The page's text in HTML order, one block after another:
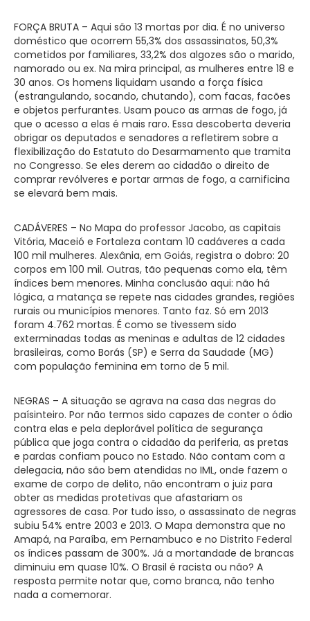
FORÇA BRUTA – Aqui são 13 mortas por dia. É no universo
doméstico que ocorrem 55,3% dos assassinatos, 50,3%
cometidos por familiares, 33,2% dos algozes são o marido,
namorado ou ex. Na mira principal, as mulheres entre 18 e
30 anos. Os homens liquidam usando a força física
(estrangulando, socando, chutando), com facas, facões
e objetos perfurantes. Usam pouco as armas de fogo, já
que o acesso a elas é mais raro. Essa descoberta deveria
obrigar os deputados e senadores a refletirem sobre a
flexibilização do Estatuto do Desarmamento que tramita
no Congresso. Se eles derem ao cidadão o direito de
comprar revólveres e portar armas de fogo, a carnificina
se elevará bem mais.
CADÁVERES – No Mapa do professor Jacobo, as capitais
Vitória, Maceió e Fortaleza contam 10 cadáveres a cada
100 mil mulheres. Alexânia, em Goiás, registra o dobro: 20
corpos em 100 mil. Outras, tão pequenas como ela, têm
índices bem menores. Minha conclusão aqui: não há
lógica, a matança se repete nas cidades grandes, regiões
rurais ou municípios menores. Tanto faz. Só em 2013
foram 4.762 mortas. É como se tivessem sido
exterminadas todas as meninas e adultas de 12 cidades
brasileiras, como Borás (SP) e Serra da Saudade (MG)
com população feminina em torno de 5 mil.
NEGRAS – A situação se agrava na casa das negras do
paísinteiro. Por não termos sido capazes de conter o ódio
contra elas e pela deplorável política de segurança
pública que joga contra o cidadão da periferia, as pretas
e pardas confiam pouco no Estado. Não contam com a
delegacia, não são bem atendidas no IML, onde fazem o
exame de corpo de delito, não encontram o juiz para
obter as medidas protetivas que afastariam os
agressores de casa. Por tudo isso, o assassinato de negras
subiu 54% entre 2003 e 2013. O Mapa demonstra que no
Amapá, na Paraíba, em Pernambuco e no Distrito Federal
os índices passam de 300%. Já a mortandade de brancas
diminuiu em quase 10%. O Brasil é racista ou não? A
resposta permite notar que, como branca, não tenho
nada a comemorar.